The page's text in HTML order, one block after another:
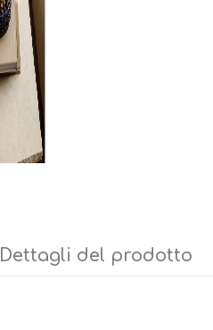
Dettagli del prodotto